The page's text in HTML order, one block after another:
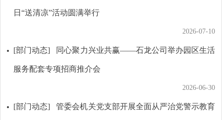
日“送清凉”活动圆满举行
2026-07-10
[部门动态] 同心聚力兴业共赢——石龙公司举办园区生活
服务配套专项招商推介会
2026-06-30
[部门动态] 管委会机关党支部开展全面从严治党警示教育